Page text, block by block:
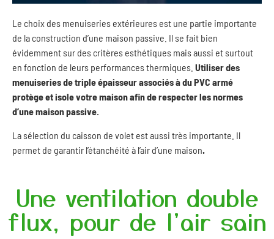
Le choix des menuiseries extérieures est une partie importante
de la construction d’une maison passive. Il se fait bien
évidemment sur des critères esthétiques mais aussi et surtout
en fonction de leurs performances thermiques. Utiliser des
menuiseries de triple épaisseur associés à du PVC armé
protège et isole votre maison afin de respecter les normes
d’une maison passive.
La sélection du caisson de volet est aussi très importante. Il
permet de garantir l’étanchéité à l’air d’une maison.
Une ventilation double
flux, pour de l'air sain